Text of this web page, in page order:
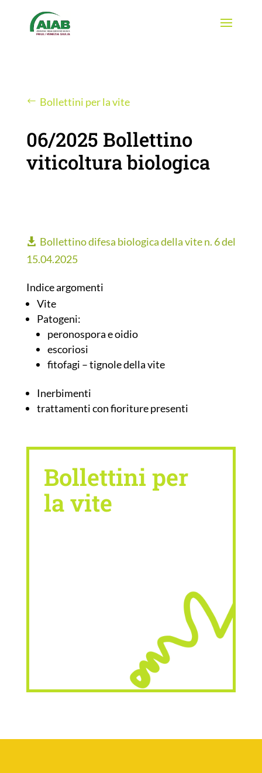
Bollettini per la vite
06/2025 Bollettino
viticoltura biologica
Bollettino difesa biologica della vite n. 6 del
15.04.2025
Indice argomenti
Vite
Patogeni:
peronospora e oidio
escoriosi
fitofagi – tignole della vite
Inerbimenti
trattamenti con fioriture presenti
Bollettini per
la vite